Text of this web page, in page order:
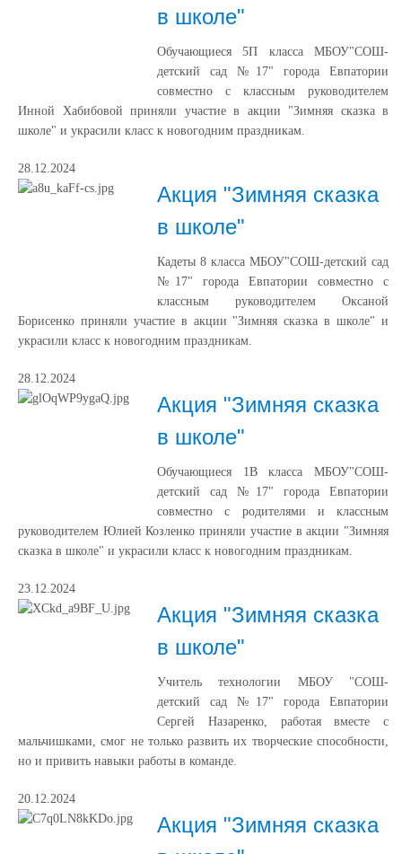
в школе"
Обучающиеся 5П класса МБОУ"СОШ-
детский сад №17" города Евпатории
совместно с классным руководителем
Инной Хабибовой приняли участие в акции "Зимняя сказка в
школе" и украсили класс к новогодним праздникам.
28.12.2024
Акция "Зимняя сказка
в школе"
Кадеты 8 класса МБОУ"СОШ-детский сад
№17" города Евпатории совместно с
классным руководителем Оксаной
Борисенко приняли участие в акции "Зимняя сказка в школе" и
украсили класс к новогодним праздникам.
28.12.2024
Акция "Зимняя сказка
в школе"
Обучающиеся 1В класса МБОУ"СОШ-
детский сад №17" города Евпатории
совместно с родителями и классным
руководителем Юлией Козленко приняли участие в акции "Зимняя
сказка в школе" и украсили класс к новогодним праздникам.
23.12.2024
Акция "Зимняя сказка
в школе"
Учитель технологии МБОУ "СОШ-
детский сад №17" города Евпатории
Сергей Назаренко, работая вместе с
мальчишками, смог не только развить их творческие способности,
но и привить навыки работы в команде.
20.12.2024
Акция "Зимняя сказка